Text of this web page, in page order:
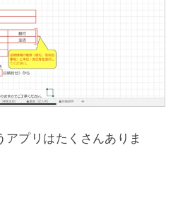
アプリはたくさんありま